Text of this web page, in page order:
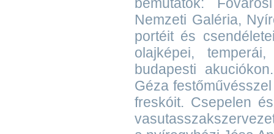
bemutatók:
Nemzeti Galéria,
portéit és
olajképei,
budapesti
Géza
freskóit. Csepelen